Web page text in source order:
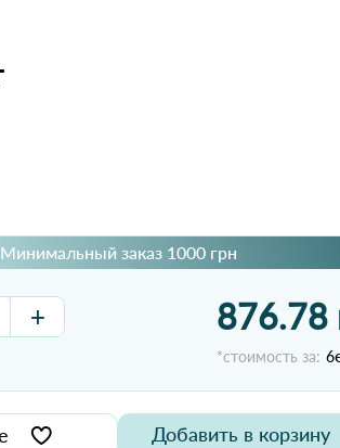
Минимальный заказ 1000 грн
+ 876.78
*стоимость за: 6
Добавить в корзину